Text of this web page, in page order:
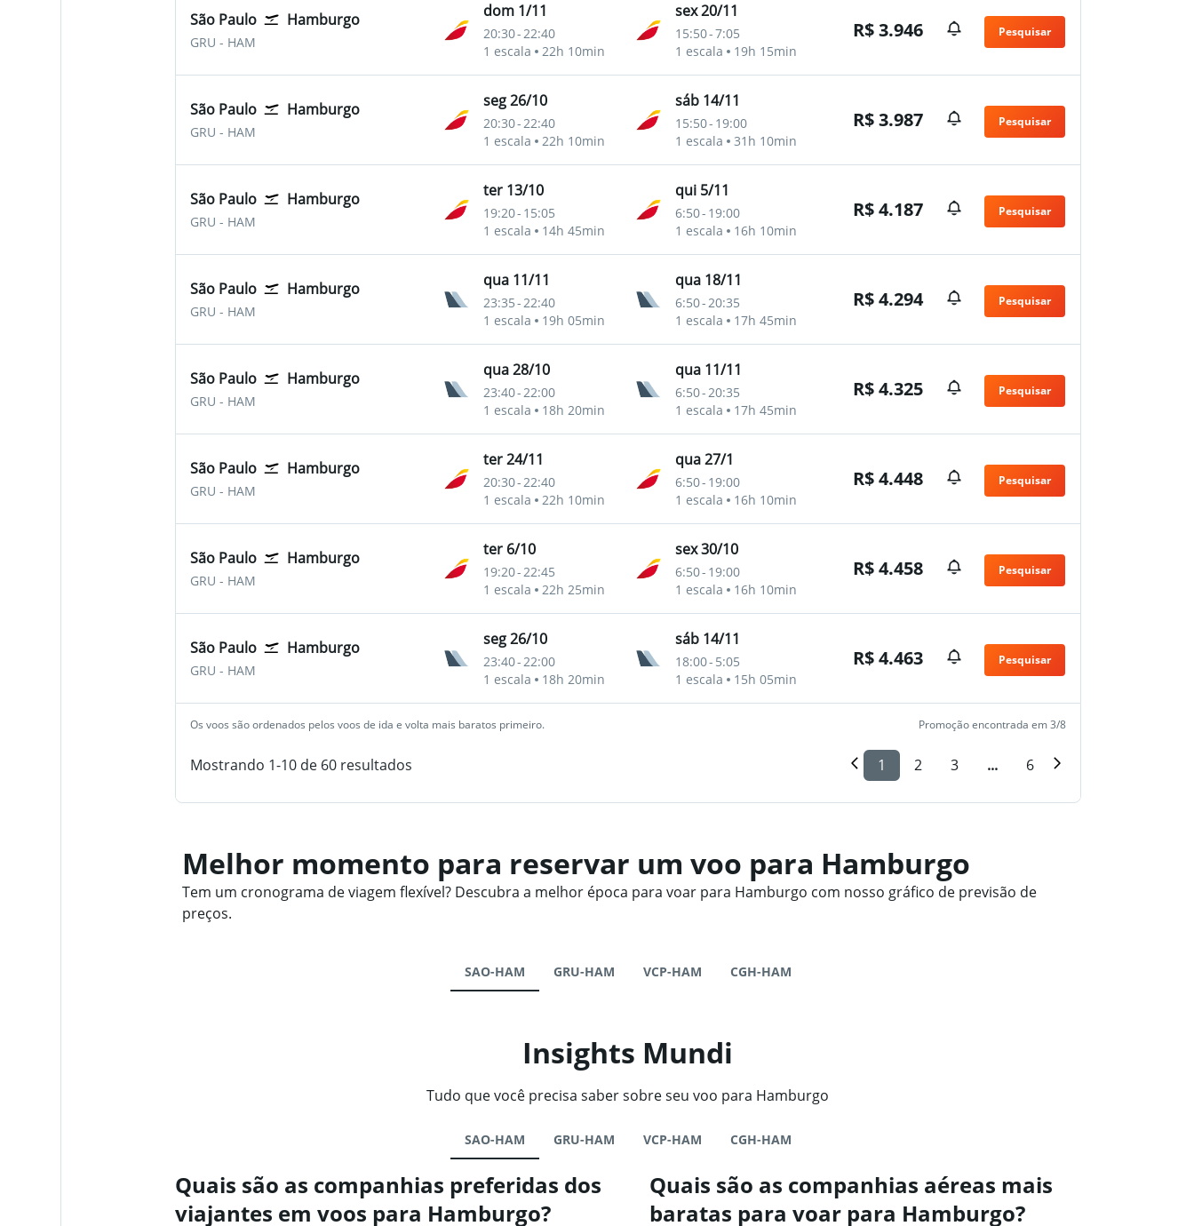
São Paulo Hamburgo
GRU São Paulo-Guarulhos
- HAM
dom 1/11
20:30-22:40
1 escala
22h 10min
sex 20/11
15:50-7:05
1 escala
19h 15min
R$ 3.946 Pesquisar
São Paulo Hamburgo
GRU São Paulo-Guarulhos
- HAM
seg 26/10
20:30-22:40
1 escala
22h 10min
sáb 14/11
15:50- 19:00
1 escala
31h 10min
R$ 3.987 Pesquisar
São Paulo Hamburgo
GRU São Paulo-Guarulhos
- HAM
ter 13/10
19:20- 15:05
1 escala
14h 45min
qui 5/11
6:50- 19:00
1 escala
16h 10min
R$ 4.187 Pesquisar
São Paulo Hamburgo
GRU São Paulo-Guarulhos
- HAM
qua 11/11
23:35-22:40
1 escala
19h 05min
qua 18/11
6:50-20:35
1 escala
17h 45min
R$ 4.294 Pesquisar
São Paulo Hamburgo
GRU São Paulo-Guarulhos
- HAM
qua 28/10
23:40-22:00
1 escala
18h 20min
qua 11/11
6:50-20:35
1 escala
17h 45min
R$ 4.325 Pesquisar
São Paulo Hamburgo
GRU São Paulo-Guarulhos
- HAM
ter 24/11
20:30-22:40
1 escala
22h 10min
qua 27/1
6:50- 19:00
1 escala
16h 10min
R$ 4.448 Pesquisar
São Paulo Hamburgo
GRU São Paulo-Guarulhos
- HAM
ter 6/10
19:20-22:45
1 escala
22h 25min
sex 30/10
6:50- 19:00
1 escala
16h 10min
R$ 4.458 Pesquisar
São Paulo Hamburgo
GRU São Paulo-Guarulhos
- HAM
seg 26/10
23:40-22:00
1 escala
18h 20min
sáb 14/11
18:00- 5:05
1 escala
15h 05min
R$ 4.463 Pesquisar
Os voos são ordenados pelos voos de ida e volta mais baratos primeiro. Promoção encontrada em 3/8
Mostrando 1-10 de 60 resultados 1 2 3 ... 6
Melhor momento para reservar um voo para Hamburgo
Tem um cronograma de viagem flexível? Descubra a melhor época para voar para Hamburgo com nosso gráfico de previsão de
preços.
SAO-HAM GRU-HAM VCP-HAM CGH-HAM
Insights Mundi
Tudo que você precisa saber sobre seu voo para Hamburgo
SAO-HAM GRU-HAM VCP-HAM CGH-HAM
Quais são as companhias preferidas dos
viajantes em voos para Hamburgo?
Quais são as companhias aéreas mais
baratas para voar para Hamburgo?